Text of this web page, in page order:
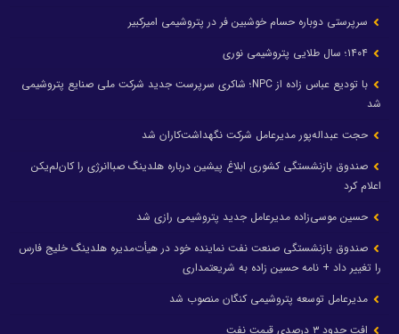
سرپرستی دوباره حسام خوشبین فر در پتروشیمی امیرکبیر
با تودیع عباس زاده از NPC؛ شاکری سرپرست جدید شرکت ملی صنایع پتروشیمی
شد
حجت عبداله‌پور مدیرعامل شرکت نگهداشت‌کاران شد
صندوق بازنشستگی کشوری ابلاغ پیشین درباره هلدینگ صباانرژی را کان‌لم‌یکن
اعلام کرد
حسین موسی‌زاده مدیرعامل جدید پتروشیمی رازی شد
صندوق بازنشستگی صنعت نفت نماینده خود در هیأت‌مدیره هلدینگ خلیج فارس
را تغییر داد + نامه حسین زاده به شریعتمداری
مدیرعامل توسعه پتروشیمی کنگان منصوب شد
افت حدود ۳ درصدی قیمت نفت